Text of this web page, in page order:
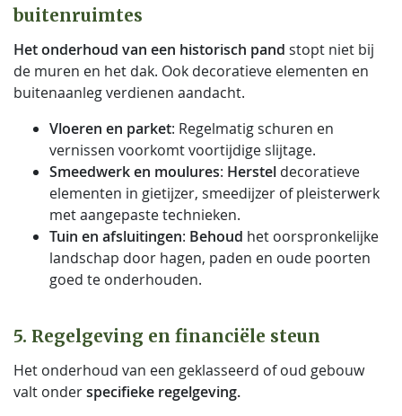
buitenruimtes
Het onderhoud van een historisch pand stopt niet bij
de muren en het dak. Ook decoratieve elementen en
buitenaanleg verdienen aandacht.
Vloeren en parket: Regelmatig schuren en
vernissen voorkomt voortijdige slijtage.
Smeedwerk en moulures: Herstel decoratieve
elementen in gietijzer, smeedijzer of pleisterwerk
met aangepaste technieken.
Tuin en afsluitingen: Behoud het oorspronkelijke
landschap door hagen, paden en oude poorten
goed te onderhouden.
5. Regelgeving en financiële steun
Het onderhoud van een geklasseerd of oud gebouw
valt onderspecifieke regelgeving.